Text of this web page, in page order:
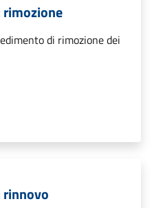
di rimozione dei